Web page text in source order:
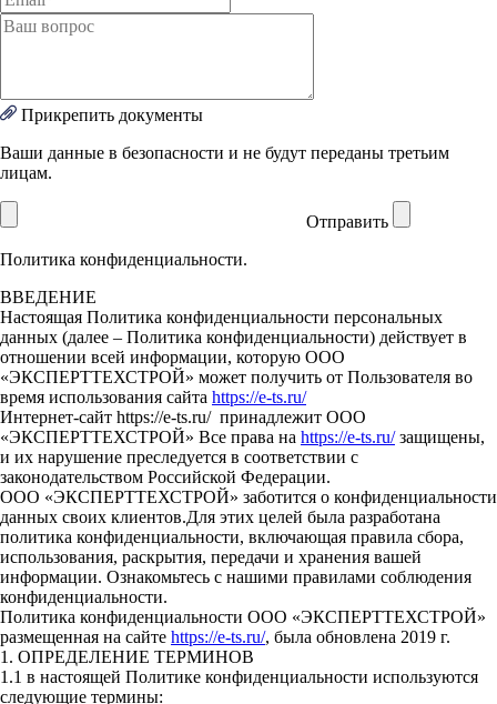
Прикрепить документы
Ваши данные в безопасности и не будут переданы третьим
лицам.
Отправить
Политика конфиденциальности.
ВВЕДЕНИЕ
Настоящая Политика конфиденциальности персональных
данных (далее – Политика конфиденциальности) действует в
отношении всей информации, которую ООО
«ЭКСПЕРТТЕХСТРОЙ» может получить от Пользователя во
время использования сайта https://e-ts.ru/
Интернет-сайт https://e-ts.ru/ принадлежит ООО
«ЭКСПЕРТТЕХСТРОЙ» Все права на https://e-ts.ru/защищены,
и их нарушение преследуется в соответствии с
законодательством Российской Федерации.
ООО «ЭКСПЕРТТЕХСТРОЙ» заботится о конфиденциальности
данных своих клиентов.Для этих целей была разработана
политика конфиденциальности, включающая правила сбора,
использования, раскрытия, передачи и хранения вашей
информации. Ознакомьтесь с нашими правилами соблюдения
конфиденциальности.
Политика конфиденциальности ООО «ЭКСПЕРТТЕХСТРОЙ»
размещенная на сайте https://e-ts.ru/, была обновлена 2019 г.
1. ОПРЕДЕЛЕНИЕ ТЕРМИНОВ
1.1 в настоящей Политике конфиденциальности используются
следующие термины: